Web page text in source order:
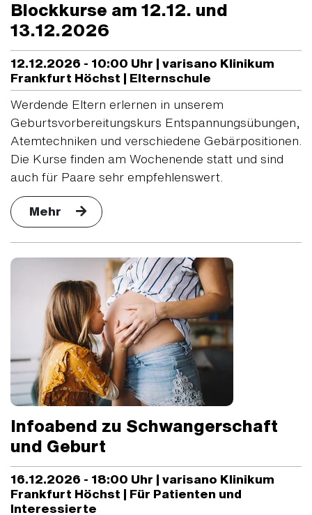
Blockkurse am 12.12. und
13.12.2026
12.12.2026 - 10:00 Uhr | varisano Klinikum
Frankfurt Höchst | Elternschule
Werdende Eltern erlernen in unserem
Geburtsvorbereitungskurs Entspannungsübungen,
Atemtechniken und verschiedene Gebärpositionen.
Die Kurse finden am Wochenende statt und sind
auch für Paare sehr empfehlenswert.
Mehr
Infoabend zu Schwangerschaft
und Geburt
16.12.2026 - 18:00 Uhr | varisano Klinikum
Frankfurt Höchst | Für Patienten und
Interessierte